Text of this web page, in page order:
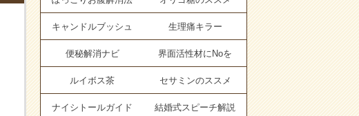
キャンドルブッシュ 生理痛キラー
便秘解消ナビ 界面活性材にNoを
ルイボス茶 セサミンのススメ
ナイシトールガイド 結婚式スピーチ解説